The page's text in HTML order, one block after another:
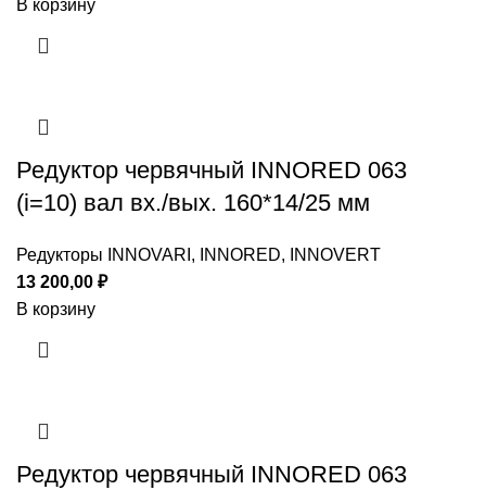
В корзину
Редуктор червячный INNORED 063
(i=10) вал вх./вых. 160*14/25 мм
Редукторы INNOVARI, INNORED, INNOVERT
13 200,00 ₽
В корзину
Редуктор червячный INNORED 063